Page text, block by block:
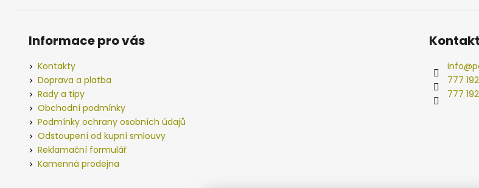
PRŮBĚŽNÉ
KOULE
1,2G
-
40G
4
Kč
KAMATSU
KAPROVÝ
NÁVAZEC
PRO
Informace pro vás
Kontakty
Doprava a platba
Rady a tipy
Obchodní podmínky
Podmínky ochrany osobních údajů
Odstoupení od kupní smlouvy
Reklamační formulář
Kamenná prodejna
Kontakt
info@
777
777